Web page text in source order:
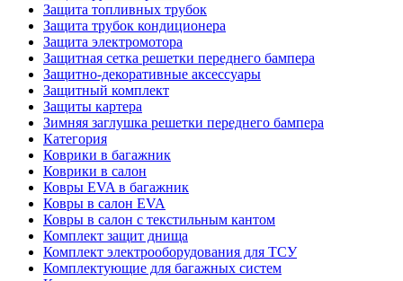
Защита топливных трубок
Защита трубок кондиционера
Защита электромотора
Защитная сетка решетки переднего бампера
Защитно-декоративные аксессуары
Защитный комплект
Защиты картера
Зимняя заглушка решетки переднего бампера
Категория
Коврики в багажник
Коврики в салон
Ковры EVA в багажник
Ковры в салон EVA
Ковры в салон с текстильным кантом
Комплект защит днища
Комплект электрооборудования для ТСУ
Комплектующие для багажных систем